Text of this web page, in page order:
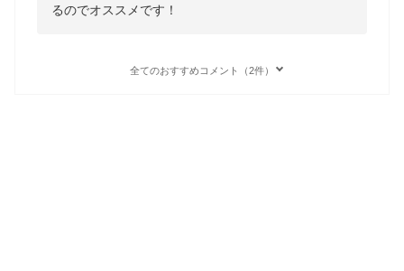
るのでオススメです！
全てのおすすめコメント（2件）